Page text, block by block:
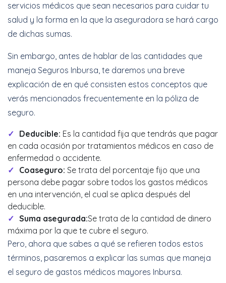
servicios médicos que sean necesarios para cuidar tu
salud y la forma en la que la aseguradora se hará cargo
de dichas sumas.
Sin embargo, antes de hablar de las cantidades que
maneja Seguros Inbursa, te daremos una breve
explicación de en qué consisten estos conceptos que
verás mencionados frecuentemente en la póliza de
seguro.
Deducible: Es la cantidad fija que tendrás que pagar
en cada ocasión por tratamientos médicos en caso de
enfermedad o accidente.
Coaseguro: Se trata del porcentaje fijo que una
persona debe pagar sobre todos los gastos médicos
en una intervención, el cual se aplica después del
deducible.
Suma asegurada:Se trata de la cantidad de dinero
máxima por la que te cubre el seguro.
Pero, ahora que sabes a qué se refieren todos estos
términos, pasaremos a explicar las sumas que maneja
el seguro de gastos médicos mayores Inbursa.